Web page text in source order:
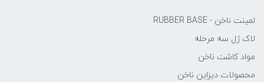
لمینت ناخن - RUBBER BASE
لاک ژل سه مرحله
مواد کاشت ناخن
محصولات دیزاین ناخن